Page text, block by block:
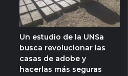
Un estudio de la UNSa
busca revolucionar las
casas de adobe y
hacerlas más seguras